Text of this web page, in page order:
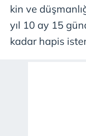
kin ve
yıl 10 ay 15
kadar hapis